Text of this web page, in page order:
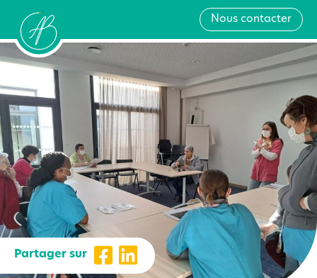
Nous contacter
Partager sur